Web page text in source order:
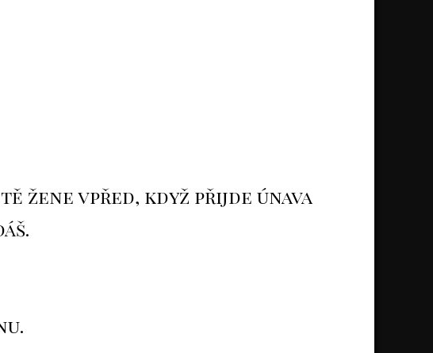
žene vpřed, když přijde únava